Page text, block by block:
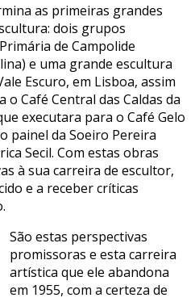
as primeiras grandes
dois grupos
de Campolide
e uma grande escultura
Escuro, em Lisboa, assim
Café Central das Caldas da
executara para o Café Gelo
painel da Soeiro Pereira
Secil. Com estas obras
à sua carreira de escultor,
e a receber críticas
São estas perspectivas
promissoras e esta carreira
artística que ele abandona
em 1955, com a certeza de